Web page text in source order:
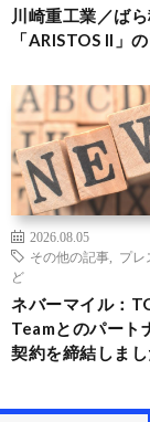
川崎重工業／ば
「ARISTOS II」
2026.08.05
その他の記事
プレ
ど
ネバーマイル：
Teamとのパート
契約を締結しまし